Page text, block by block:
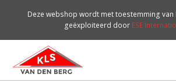
Deze webshop wordt met toestemming van
geëxploiteerd door ESE